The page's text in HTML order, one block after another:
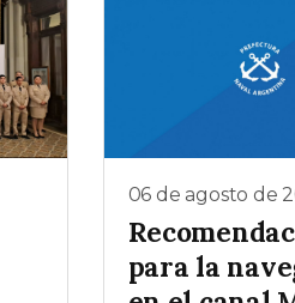
06 de agosto de
para la